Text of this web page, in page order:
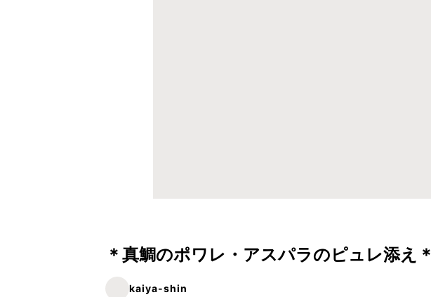
＊真鯛のポワレ・アスパラのピュレ添え＊
kaiya-shin